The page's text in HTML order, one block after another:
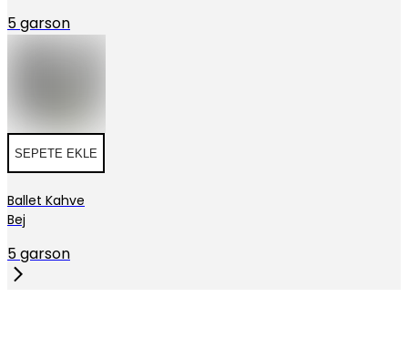
5 garson
SEPETE EKLE
Ballet Kahve
Bej
5 garson